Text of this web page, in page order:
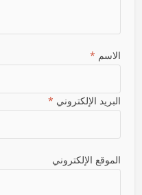
الاسم *
البريد الإلكتروني *
الموقع الإلكتروني